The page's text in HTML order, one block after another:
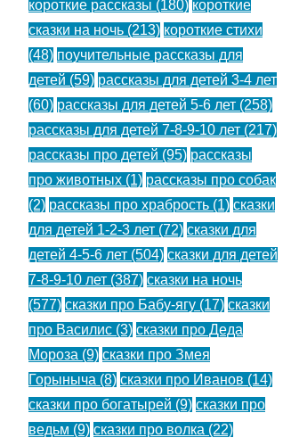
короткие рассказы (180) короткие
сказки на ночь (213) короткие стихи
(48) поучительные рассказы для
детей (59) рассказы для детей 3-4 лет
(60) рассказы для детей 5-6 лет (258)
рассказы для детей 7-8-9-10 лет (217)
рассказы про детей (95) рассказы
про животных (1) рассказы про собак
(2) рассказы про храбрость (1) сказки
для детей 1-2-3 лет (72) сказки для
детей 4-5-6 лет (504) сказки для детей
7-8-9-10 лет (387) сказки на ночь
(577) сказки про Бабу-ягу (17) сказки
про Василис (3) сказки про Деда
Мороза (9) сказки про Змея
Горыныча (8) сказки про Иванов (14)
сказки про богатырей (9) сказки про
ведьм (9) сказки про волка (22)